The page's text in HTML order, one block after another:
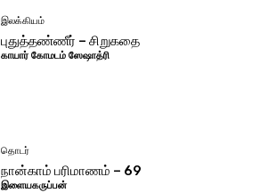
இலக்கியம்
புதுத்தண்ணீர் – சிறுகதை
காயார் கோமடம் ஸேஷாத்ரி
தொடர்
நான்காம் பரிமாணம் – 69
இளையகருப்பன்